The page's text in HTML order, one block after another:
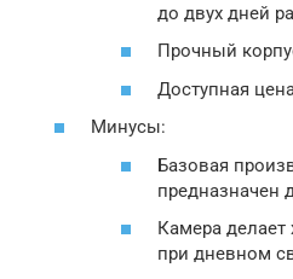
до двух дней
Прочный
Доступная
Минусы:
Базовая
предназначен
Камера
при дневном